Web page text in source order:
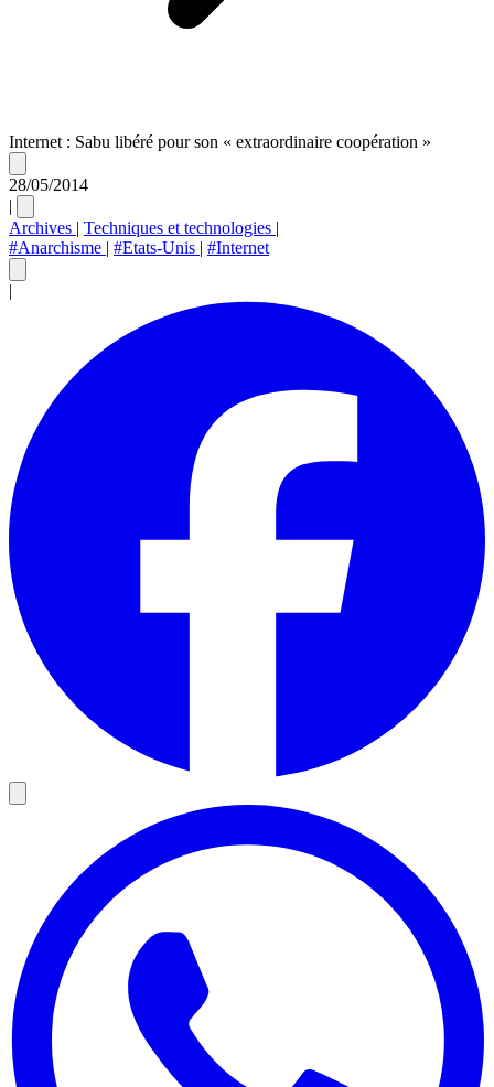
Internet : Sabu libéré pour son « extraordinaire coopération »
28/05/2014
|
Archives | Techniques et technologies |
#Anarchisme | #Etats-Unis | #Internet
|